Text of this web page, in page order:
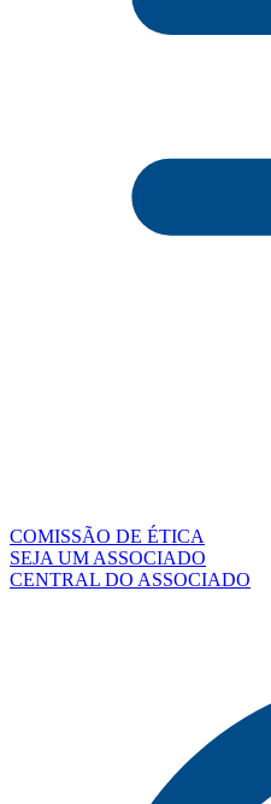
COMISSÃO DE ÉTICA
SEJA UM ASSOCIADO
CENTRAL DO ASSOCIADO